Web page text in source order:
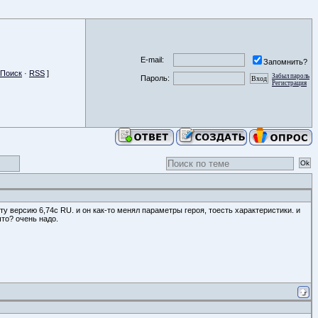
Поиск · RSS ]
E-mail:
Запомнить?
Пароль:
Забыл пароль
Регистрация
версию 6,74с RU. и он как-то менял параметры героя, тоесть характеристики. и
очень надо.